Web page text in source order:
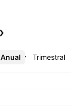
Anual Trimestral
Más